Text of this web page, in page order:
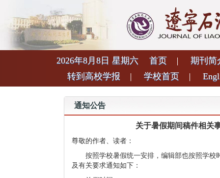
2026年8月8日 星期六 首页
期刊简
转到高校学报
学校首页
通知公告
关于暑假期间稿件相关
尊敬的作者、读者：
按照学校暑假统一安排，编辑部也按照学校
及有关要求通知如下：